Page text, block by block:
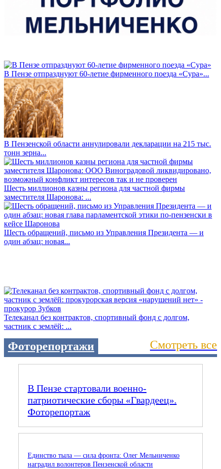
В Пензе отпразднуют 60-летие фирменного поезда «Сура»...
В Пензенской области аннулировали декларации на 215 тыс.
тонн зерна...
Шесть миллионов казны региона для частной фирмы
заместителя Шаронова: ...
Шесть обращений, письмо из Управления Президента — и
один абзац: новая...
Телеканал без контрактов, спортивный фонд с долгом,
частник с землёй: ...
Фоторепортажи Смотреть все
В Пензе стартовали военно-
патриотические сборы «Гвардеец».
Фоторепортаж
Единство тыла — сила фронта: Олег Мельниченко
наградил волонтеров Пензенской области